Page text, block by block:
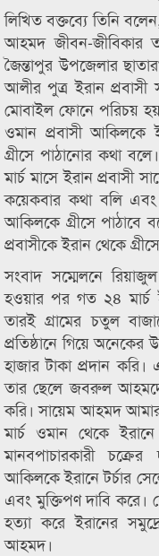
লিখিত বক্তব্যে তিনি
আহমদ জীবন-জীবিকার
জৈন্তাপুর উপজেলার
আলীর পুত্র ইরান
মোবাইল ফোনে পরিচয়
ওমান প্রবাসী আকিলকে
গ্রীসে পাঠানোর কথা
মার্চ মাসে ইরান
কয়েকবার কথা বলি এবং
আকিলকে গ্রীসে
প্রবাসীকে ইরান থেকে
সংবাদ সম্মেলনে
হওয়ার পর গত ২৪ মার্চ
তারই গ্রামের চতুল
প্রতিষ্ঠানে গিয়ে অনেকের
হাজার টাকা প্রদান
তার ছেলে জবরুল
করি। সায়েম আহমদ আমার
মার্চ ওমান থেকে
মানবপাচারকারী
আকিলকে ইরানে টর্চার
এবং মুক্তিপণ দাবি করে।
হত্যা করে ইরানের
আহমদ।